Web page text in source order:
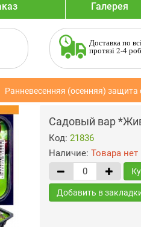
Галерея
Доставка по
протязі 2-4
Ранневесенняя (осенняя) защита
Садовый вар
Код: 21836
Наличие: Товара
Добавить в